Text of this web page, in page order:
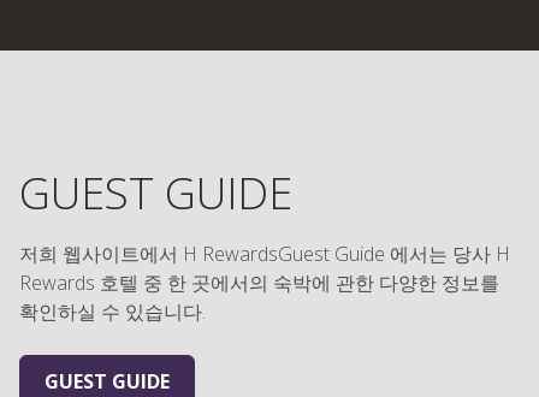
GUEST GUIDE
저희 웹사이트에서 H RewardsGuest Guide 에서는 당사 H
Rewards 호텔 중 한 곳에서의 숙박에 관한 다양한 정보를
확인하실 수 있습니다.
GUEST GUIDE